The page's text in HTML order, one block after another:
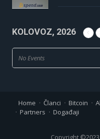
KOLOVOZ, 2026
No Events
Home Članci Bitcoin
Partners
Događaji
Copyright